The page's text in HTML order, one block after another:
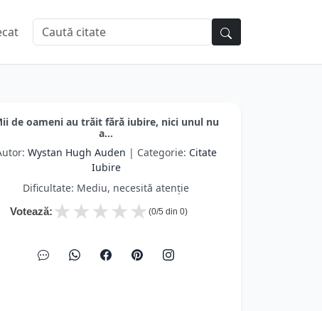
de oameni au trăit fără iubire, nici unul nu
a...
Wystan Hugh Auden | Categorie: Citate
Iubire
Dificultate: Mediu, necesită atenție
Votează: ★
★
★
★
★ (0/5 din 0)